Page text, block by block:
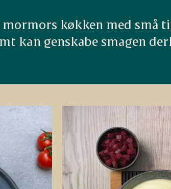
køkken med små
kan genskabe smagen